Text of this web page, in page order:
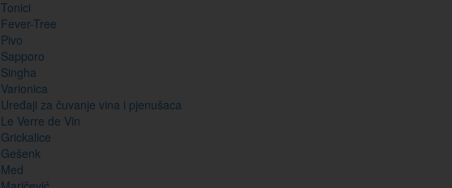
Tonici
Fever-Tree
Pivo
Sapporo
Singha
Varionica
Uređaji za čuvanje vina i pjenušaca
Le Verre de Vin
Grickalice
Gešenk
Med